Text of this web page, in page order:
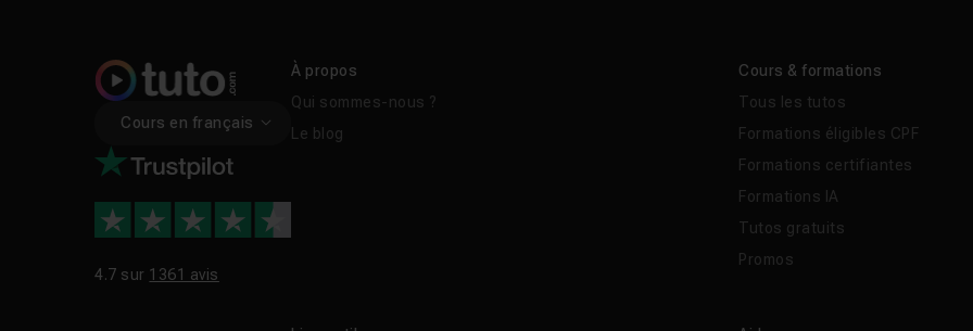
Cours en français
4.7 sur 1361 avis
À propos
Qui sommes-nous ?
Le blog
Cours & formations
Tous les tutos
Formations éligibles CPF
Formations certifiantes
Formations IA
Tutos gratuits
Promos